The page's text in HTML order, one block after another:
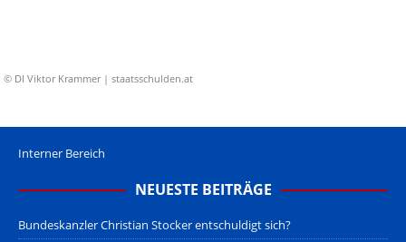
© DI Viktor Krammer | staatsschulden.at
Interner Bereich
NEUESTE BEITRÄGE
Bundeskanzler Christian Stocker entschuldigt sich?